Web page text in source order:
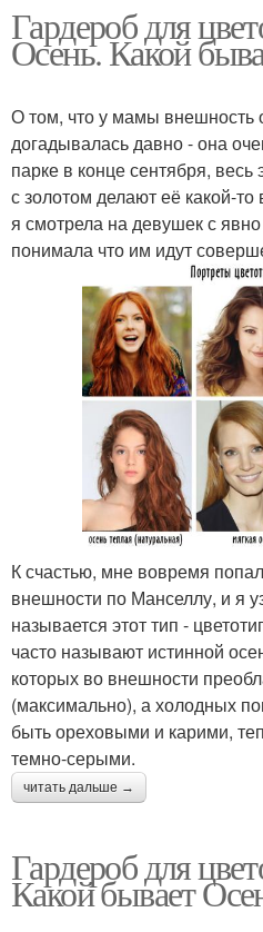
Гардероб для
Осень. Какой
О том, что у мамы внешность
догадывалась давно - она
парке в конце сентября,
с золотом делают её какой-
я смотрела на девушек с
понимала что им идут
К счастью, мне вовремя
внешности по Манселлу, и я
называется этот тип -
часто называют истинной
которых во внешности
(максимально), а холодных
быть ореховыми и карими,
темно-серыми.
читать дальше →
Гардероб для
Какой бывает